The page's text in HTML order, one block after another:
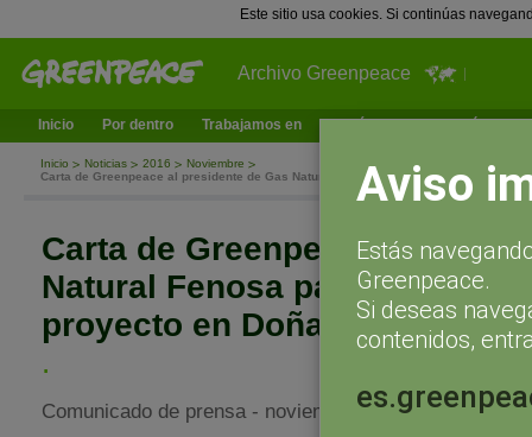
Este sitio usa cookies. Si continúas
Archivo Greenpeace
Inicio Por dentro Trabajamos en ¿Qué puedes hacer tú?
Inicio Noticias 2016
Noviembre
Carta de Greenpeace al presidente de Gas Natural Fenosa para que abandone su
Carta de Greenpeace al
Natural Fenosa para que
proyecto en Doñana
.
Comunicado de prensa - noviembre 3, 2016
Aviso
Estás
Greenpeace.
Si deseas
contenidos,